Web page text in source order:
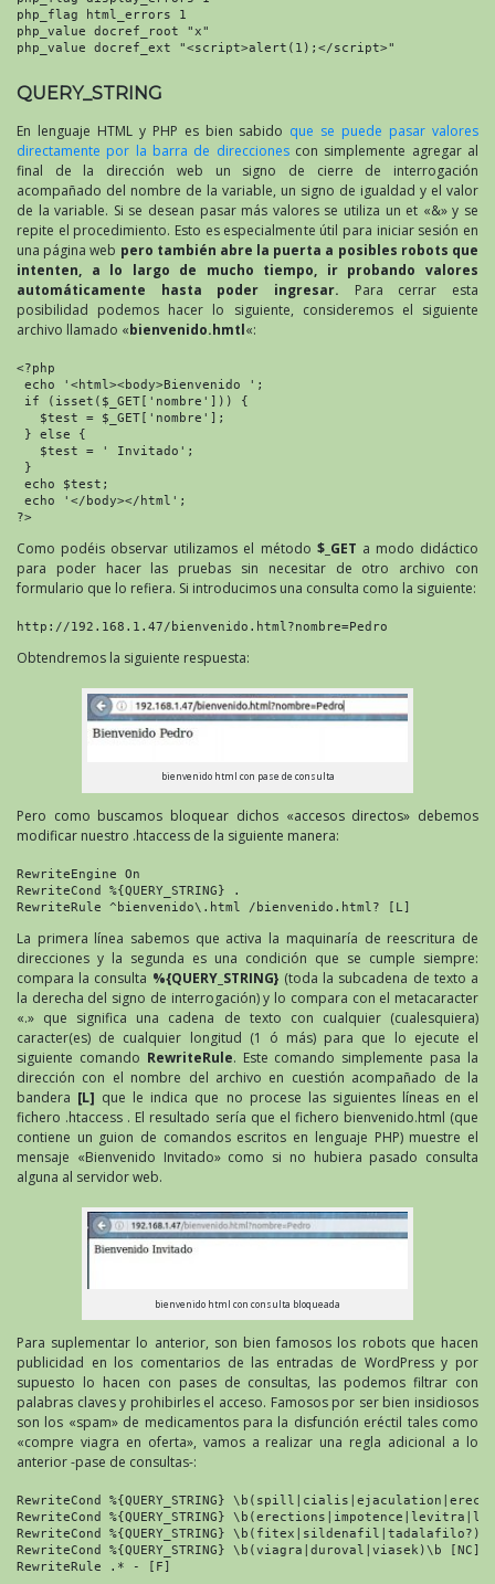
php_flag html_errors 1
php_value docref_root "x"
php_value docref_ext "<script>alert(1);</script>"
QUERY_STRING
En lenguaje HTML y PHP es bien sabido que se puede pasar valores
directamente por la barra de direccionescon simplemente agregar al
final de la dirección web un signo de cierre de interrogación
acompañado del nombre de la variable, un signo de igualdad y el valor
de la variable. Si se desean pasar más valores se utiliza un et «&» y se
repite el procedimiento. Esto es especialmente útil para iniciar sesión en
una página web pero también abre la puerta a posibles robots que
intenten, a lo largo de mucho tiempo, ir probando valores
automáticamente hasta poder ingresar. Para cerrar esta
posibilidad podemos hacer lo siguiente, consideremos el siguiente
archivo llamado «bienvenido.hmtl«:
<?php
echo '<html><body>Bienvenido ';
if (isset($_GET['nombre'])) {
   $test = $_GET['nombre'];
} else {
   $test = ' Invitado';
}
echo $test;
echo '</body></html';
?>
Como podéis observar utilizamos el método $_GET a modo didáctico
para poder hacer las pruebas sin necesitar de otro archivo con
formulario que lo refiera. Si introducimos una consulta como la siguiente:
http://192.168.1.47/bienvenido.html?nombre=Pedro
Obtendremos la siguiente respuesta:
bienvenido html con pase de consulta
Pero como buscamos bloquear dichos «accesos directos» debemos
modificar nuestro .htaccess de la siguiente manera:
RewriteEngine On
RewriteCond %{QUERY_STRING} .
RewriteRule ^bienvenido\.html /bienvenido.html? [L]
La primera línea sabemos que activa la maquinaría de reescritura de
direcciones y la segunda es una condición que se cumple siempre:
compara la consulta %{QUERY_STRING} (toda la subcadena de texto a
la derecha del signo de interrogación) y lo compara con el metacaracter
«.» que significa una cadena de texto con cualquier (cualesquiera)
caracter(es) de cualquier longitud (1 ó más) para que lo ejecute el
siguiente comando RewriteRule. Este comando simplemente pasa la
dirección con el nombre del archivo en cuestión acompañado de la
bandera [L] que le indica que no procese las siguientes líneas en el
fichero .htaccess . El resultado sería que el fichero bienvenido.html (que
contiene un guion de comandos escritos en lenguaje PHP) muestre el
mensaje «Bienvenido Invitado» como si no hubiera pasado consulta
alguna al servidor web.
bienvenido html con consulta bloqueada
Para suplementar lo anterior, son bien famosos los robots que hacen
publicidad en los comentarios de las entradas de WordPress y por
supuesto lo hacen con pases de consultas, las podemos filtrar con
palabras claves y prohibirles el acceso. Famosos por ser bien insidiosos
son los «spam» de medicamentos para la disfunción eréctil tales como
«compre viagra en oferta», vamos a realizar una regla adicional a lo
anterior -pase de consultas-:
RewriteCond %{QUERY_STRING}
RewriteCond %{QUERY_STRING}
RewriteCond %{QUERY_STRING} \b(fitex|sildenafil|tadalafilo?)\b
RewriteCond %{QUERY_STRING} \b(viagra|duroval|viasek)\b [NC]
RewriteRule .* - [F]